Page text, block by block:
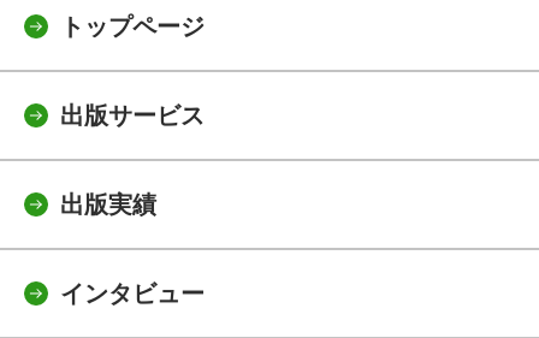
トップページ
出版サービス
出版実績
インタビュー